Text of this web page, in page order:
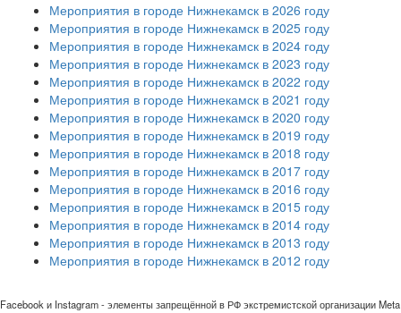
Мероприятия в городе Нижнекамск в 2026 году
Мероприятия в городе Нижнекамск в 2025 году
Мероприятия в городе Нижнекамск в 2024 году
Мероприятия в городе Нижнекамск в 2023 году
Мероприятия в городе Нижнекамск в 2022 году
Мероприятия в городе Нижнекамск в 2021 году
Мероприятия в городе Нижнекамск в 2020 году
Мероприятия в городе Нижнекамск в 2019 году
Мероприятия в городе Нижнекамск в 2018 году
Мероприятия в городе Нижнекамск в 2017 году
Мероприятия в городе Нижнекамск в 2016 году
Мероприятия в городе Нижнекамск в 2015 году
Мероприятия в городе Нижнекамск в 2014 году
Мероприятия в городе Нижнекамск в 2013 году
Мероприятия в городе Нижнекамск в 2012 году
Facebook и Instagram - элементы запрещённой в РФ экстремистской организации Meta